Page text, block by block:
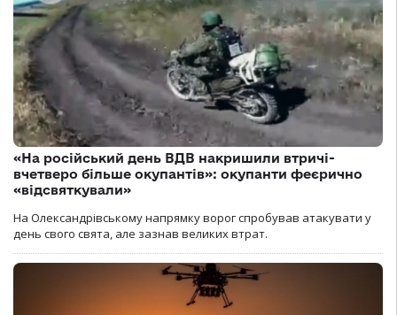
«На російський день ВДВ накришили втричі-
вчетверо більше окупантів»: окупанти феєрично
«відсвяткували»
На Олександрівському напрямку ворог спробував атакувати у
день свого свята, але зазнав великих втрат.